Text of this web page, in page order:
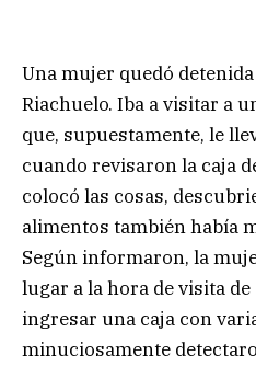
Una mujer quedó
Riachuelo. Iba a visitar a
que, supuestamente, le
cuando revisaron la caja
colocó las cosas,
alimentos también había
Según informaron, la
lugar a la hora de visita
ingresar una caja con
minuciosamente